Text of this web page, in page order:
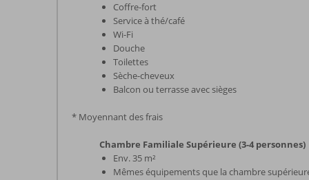
Coffre-fort
Service à thé/café
Wi-Fi
Douche
Toilettes
Sèche-cheveux
Balcon ou terrasse avec sièges
* Moyennant des frais
Chambre Familiale Supérieure (3-4 personnes)
Env. 35 m²
Mêmes équipements que la chambre